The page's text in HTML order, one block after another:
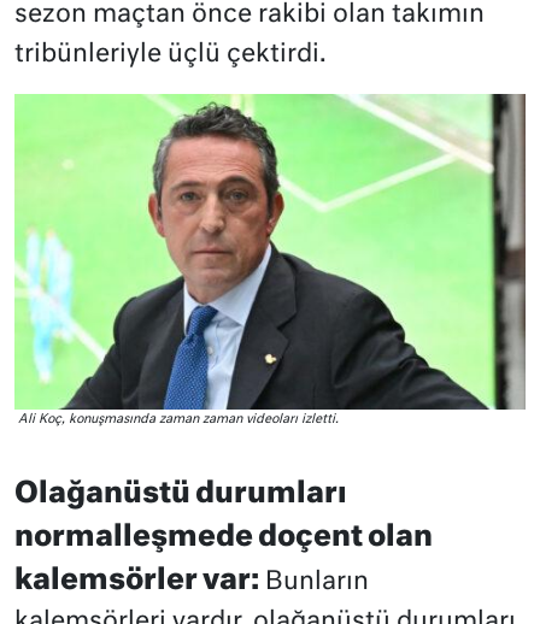
sezon maçtan önce rakibi olan takımın
tribünleriyle üçlü çektirdi.
Ali Koç, konuşmasında zaman zaman videoları izletti.
Olağanüstü durumları
normalleşmede doçent olan
kalemsörler var: Bunların